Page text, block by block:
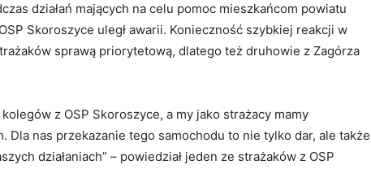
działań mających na celu pomoc mieszkańcom powiatu
Skoroszyce uległ awarii. Konieczność szybkiej reakcji w
sprawą priorytetową, dlatego też druhowie z Zagórza
z OSP Skoroszyce, a my jako strażacy mamy
Dla nas przekazanie tego samochodu to nie tylko dar, ale także
działaniach” – powiedział jeden ze strażaków z OSP